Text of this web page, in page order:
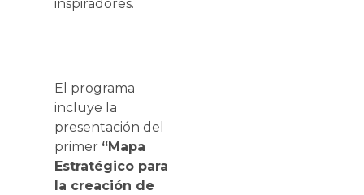
inspiradores.
El programa
incluye la
presentación del
primer “Mapa
Estratégico para
la creación de